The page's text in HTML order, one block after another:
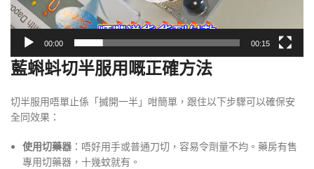
00:00 00:15
藍蝌蚪切半服用嘅正確方法
切半服用唔單止係「搣開一半」咁簡單，跟住以下步驟可以確保安
全同效果：
使用切藥器 ：唔好用手或普通刀切，容易令劑量不均。藥房有售
專用切藥器，十幾蚊就有。